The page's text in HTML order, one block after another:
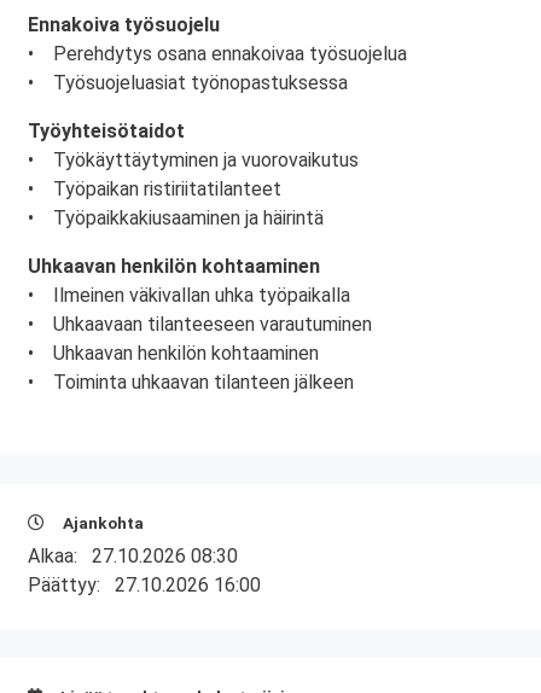
Ennakoiva työsuojelu
• Perehdytys osana ennakoivaa työsuojelua
• Työsuojeluasiat työnopastuksessa
Työyhteisötaidot
• Työkäyttäytyminen ja vuorovaikutus
• Työpaikan ristiriitatilanteet
• Työpaikkakiusaaminen ja häirintä
Uhkaavan henkilön kohtaaminen
• Ilmeinen väkivallan uhka työpaikalla
• Uhkaavaan tilanteeseen varautuminen
• Uhkaavan henkilön kohtaaminen
• Toiminta uhkaavan tilanteen jälkeen
Ajankohta
Alkaa: 27.10.2026 08:30
Päättyy: 27.10.2026 16:00